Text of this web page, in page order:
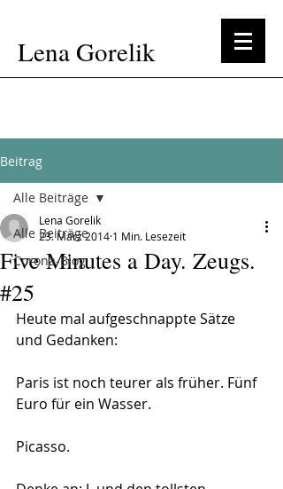
Lena Gorelik
Beitrag
Alle Beiträge
Corona-Blog
Alle Beiträge
Five Minutes a Day. Zeugs.
#25
Lena Gorelik
23. März 2014 1 Min. Lesezeit
Heute mal aufgeschnappte Sätze
und Gedanken:
Paris ist noch teurer als früher. Fünf
Euro für ein Wasser.
Picasso.